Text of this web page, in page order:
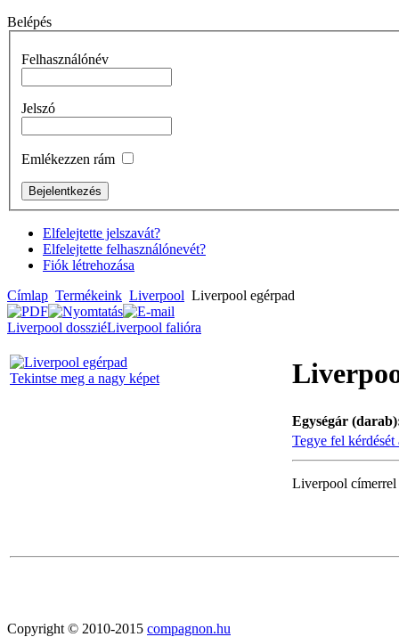
Belépés
Felhasználónév
Jelszó
Emlékezzen rám
Elfelejtette jelszavát?
Elfelejtette felhasználónevét?
Fiók létrehozása
Címlap Termékeink Liverpool Liverpool egérpad
Liverpool dossziéLiverpool falióra
Tekintse meg a nagy képet
Egységár
Tegye fel kérdését
Liverpool címerrel
Copyright © 2010-2015 compagnon.hu